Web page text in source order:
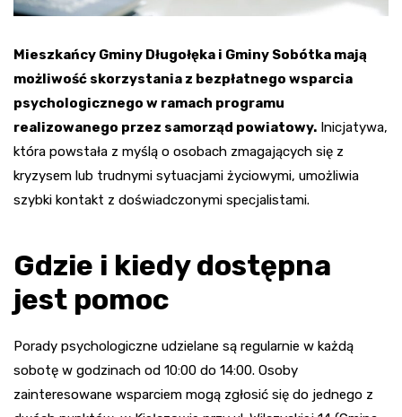
Mieszkańcy Gminy Długołęka i Gminy Sobótka mają
możliwość skorzystania z bezpłatnego wsparcia
psychologicznego w ramach programu
realizowanego przez samorząd powiatowy. Inicjatywa,
która powstała z myślą o osobach zmagających się z
kryzysem lub trudnymi sytuacjami życiowymi, umożliwia
szybki kontakt z doświadczonymi specjalistami.
Gdzie i kiedy dostępna
jest pomoc
Porady psychologiczne udzielane są regularnie w każdą
sobotę w godzinach od 10:00 do 14:00. Osoby
zainteresowane wsparciem mogą zgłosić się do jednego z